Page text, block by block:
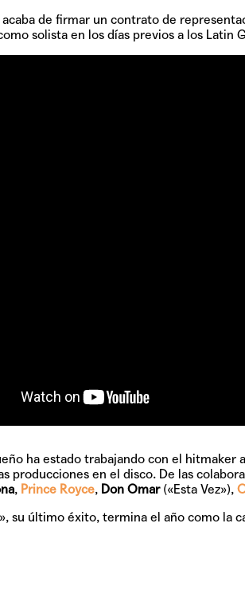
de firmar un contrato de
solista en los días previos a los Latin
ha estado trabajando con el hitmaker
producciones en el disco. De las
, Prince Royce, Don Omar(«Esta Vez»),
su último éxito, termina el año como la